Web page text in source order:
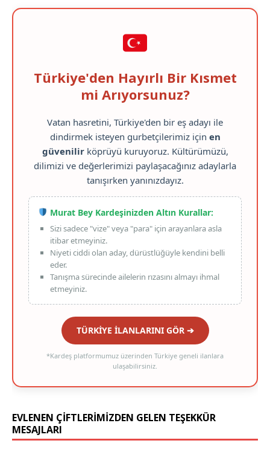
Türkiye'den Hayırlı Bir Kısmet
mi Arıyorsunuz?
Vatan hasretini, Türkiye'den bir eş adayı ile
dindirmek isteyen gurbetçilerimiz için en
güvenilirköprüyü kuruyoruz. Kültürümüzü,
dilimizi ve değerlerimizi paylaşacağınız adaylarla
tanışırken yanınızdayız.
Murat Bey Kardeşinizden Altın Kurallar:
Sizi sadece "vize" veya "para" için arayanlara asla
itibar etmeyiniz.
Niyeti ciddi olan aday, dürüstlüğüyle kendini belli
eder.
Tanışma sürecinde ailelerin rızasını almayı ihmal
etmeyiniz.
TÜRKİYE İLANLARINI GÖR ➔
*Kardeş platformumuz üzerinden Türkiye geneli ilanlara
ulaşabilirsiniz.
EVLENEN ÇİFTLERİMİZDEN GELEN TEŞEKKÜR
MESAJLARI